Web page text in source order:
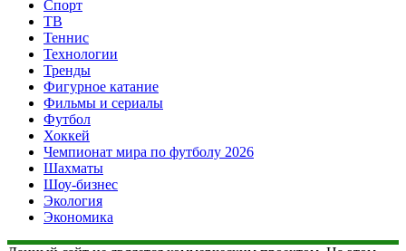
Спорт
ТВ
Теннис
Технологии
Тренды
Фигурное катание
Фильмы и сериалы
Футбол
Хоккей
Чемпионат мира по футболу 2026
Шахматы
Шоу-бизнес
Экология
Экономика